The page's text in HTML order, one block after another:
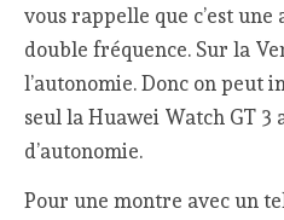
vous rappelle que c’est une
double fréquence. Sur la
l’autonomie. Donc on peut
seul la Huawei Watch GT 3
d’autonomie.
Pour une montre avec un